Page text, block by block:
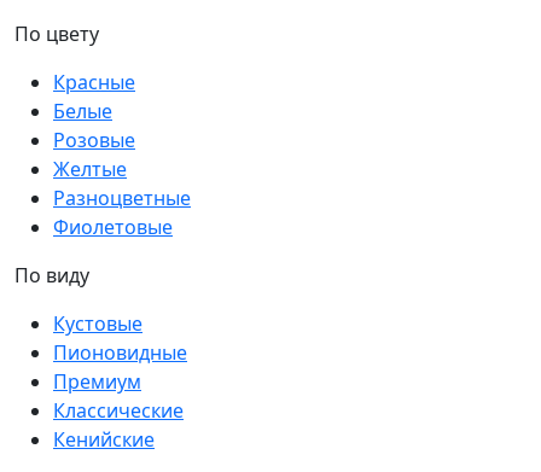
По цвету
Красные
Белые
Розовые
Желтые
Разноцветные
Фиолетовые
По виду
Кустовые
Пионовидные
Премиум
Классические
Кенийские